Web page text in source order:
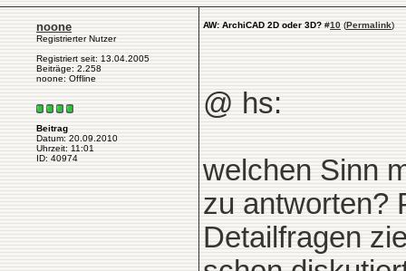
noone
Registrierter Nutzer
Registriert seit: 13.04.2005
Beiträge: 2.258
noone: Offline
Beitrag
Datum: 20.09.2010
Uhrzeit: 11:01
ID: 40974
AW: ArchiCAD 2D oder 3D? #10 (Permalink)
@ hs:
welchen Sinn
zu antworten?
Detailfragen